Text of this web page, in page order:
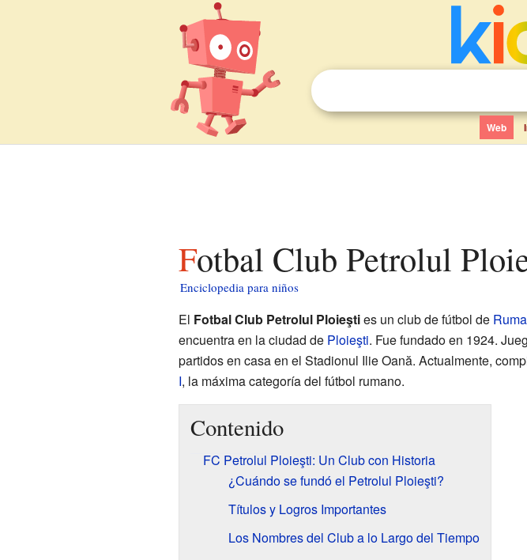
Web
Fotbal Club Petrolul
Enciclopedia para niños
El Fotbal Club Petrolul Ploieşties un club de fútbol de
encuentra en la ciudad de Ploieşti. Fue fundado en 1924.
partidos en casa en el Stadionul Ilie Oană. Actualmente,
I, la máxima categoría del fútbol rumano.
Contenido
FC Petrolul Ploieşti: Un Club con Historia
¿Cuándo se fundó el Petrolul Ploieşti?
Títulos y Logros Importantes
Los Nombres del Club a lo Largo del Tiempo